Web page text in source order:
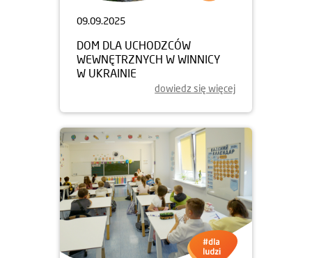
09.09.2025
DOM DLA UCHODZCÓW
WEWNĘTRZNYCH W WINNICY
W UKRAINIE
dowiedz się więcej